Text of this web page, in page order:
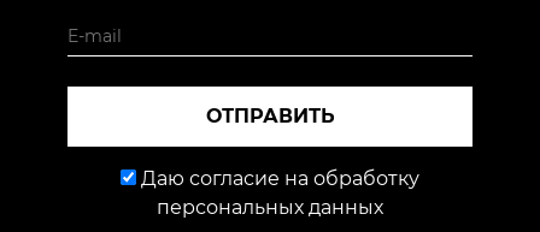
ОТПРАВИТЬ
Даю согласие на обработку
персональных данных